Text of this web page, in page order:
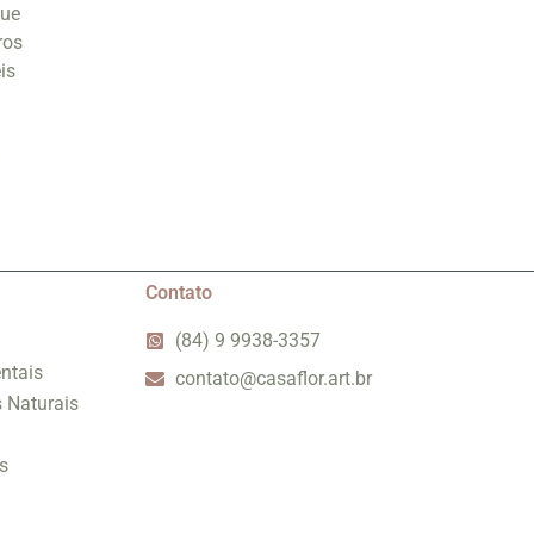
Naturais
Contato
(84) 9 9938-3357
contato@casaflor.art.br